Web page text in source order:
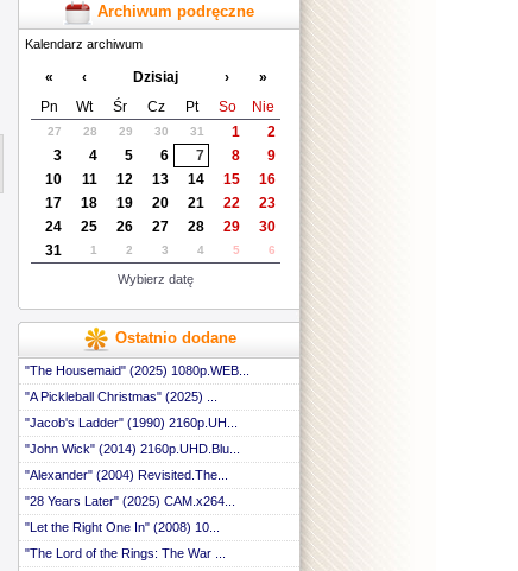
Archiwum podręczne
Kalendarz archiwum
« ‹ Dzisiaj ›
»
Pn
Wt Śr Cz Pt So Nie
27 28 29 30 31 1
2
3
4 5 6 7 8
9
10
11 12 13 14 15
16
17
18 19 20 21 22
23
24
25 26 27 28 29
30
31
1 2 3 4 5 6
Wybierz datę
Ostatnio dodane
"The Housemaid" (2025) 1080p.WEB...
"A Pickleball Christmas" (2025) ...
"Jacob's Ladder" (1990) 2160p.UH...
"John Wick" (2014) 2160p.UHD.Blu...
"Alexander" (2004) Revisited.The...
"28 Years Later" (2025) CAM.x264...
"Let the Right One In" (2008) 10...
"The Lord of the Rings: The War ...